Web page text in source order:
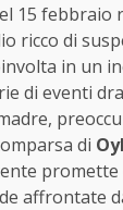
15
ricco di
in un
di eventi
di
affrontate